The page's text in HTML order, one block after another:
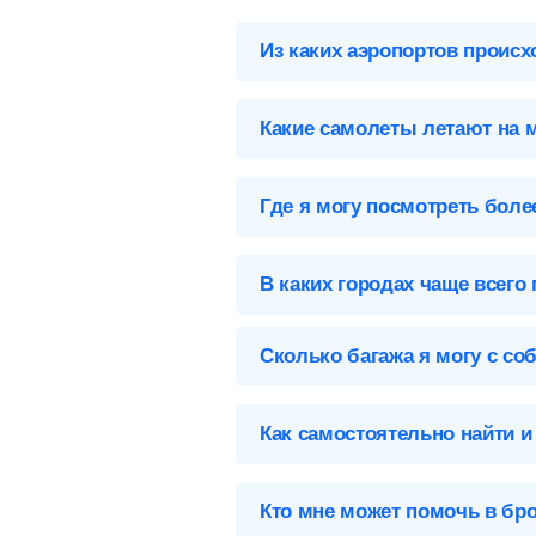
Из каких аэропортов
Череповец (CEE), Россия
Череповец-CEE
Какие самолеты летают на
Где я могу посмотреть
В каких городах чаще всего
Сколько багажа я могу с
Как самостоятельно найти
—
Кто мне может помочь в